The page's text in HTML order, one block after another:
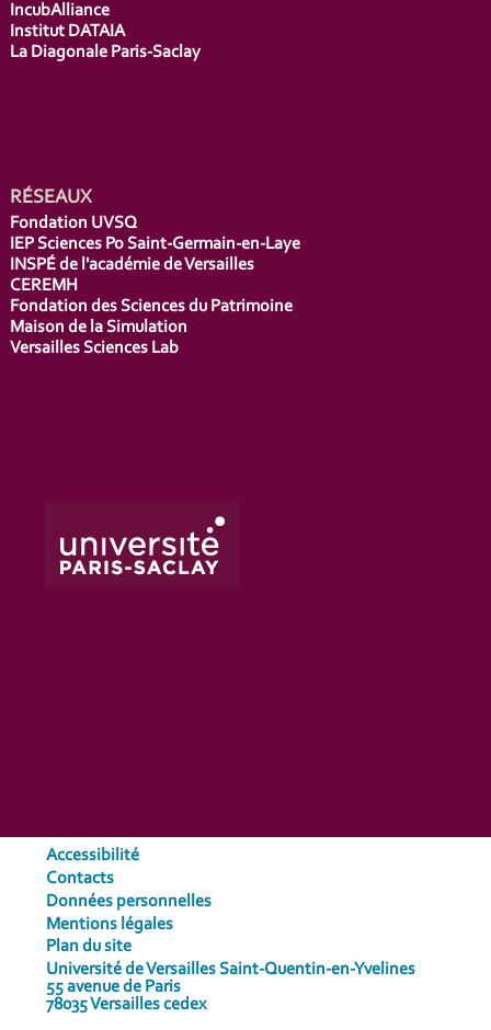
IncubAlliance
Institut DATAIA
La Diagonale Paris-Saclay
RÉSEAUX
Fondation UVSQ
IEP Sciences Po Saint-Germain-en-Laye
INSPÉ de l'académie de Versailles
CEREMH
Fondation des Sciences du Patrimoine
Maison de la Simulation
Versailles Sciences Lab
Accessibilité
Contacts
Données personnelles
Mentions légales
Plan du site
Université de Versailles Saint-Quentin-en-Yvelines
55 avenue de Paris
78035 Versailles cedex